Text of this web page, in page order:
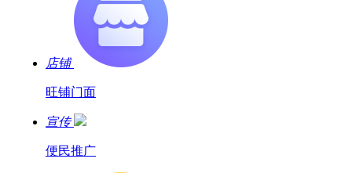
店铺
旺铺门面
宣传
便民推广